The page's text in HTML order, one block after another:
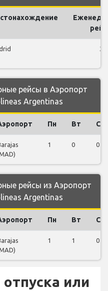
3
рейсы в Аэропорт
Argentinas
Пн Вт Ср
1 0 0
рейсы из Аэропорт
Argentinas
Пн Вт Ср
1 1 0
или